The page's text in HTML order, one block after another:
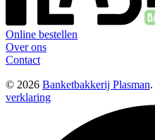
Online bestellen
Over ons
Contact
© 2026 Banketbakkerij Plasman.
verklaring